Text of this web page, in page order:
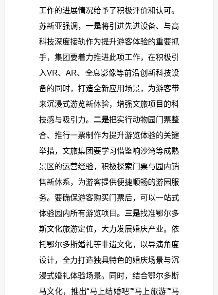
工作的进展情况给予了积极评价和认可。
苏新亚强调， 一是将引进先进设备、与高
科技深度接轨作为提升游客体验的重要抓
手，集团要着力推进此项工作，在积极引
入VR、AR、全息影像等前沿创新科技设
备的同时，打造全新应用场景，为游客带
来沉浸式游览新体验，增强文旅项目的科
技感与吸引力。 二是把实行动物园门票整
合、推行一票制作为提升游览体验的关键
举措，文旅集团要学习借鉴响沙湾等成熟
景区的运营经验，积极探索门票与园内销
售新体系，为游客提供便捷顺畅的游园服
务。要确保游客购买门票后，可以一站式
体验园内所有游览项目。 三是找准鄂尔多
斯文化旅游定位，大力发展婚庆产业。依
托鄂尔多斯婚礼等非遗文化，以导演角度
设计，全力打造独具特色的婚庆场景与沉
浸式婚礼体验场景。同时，结合鄂尔多斯
马文化，推出“马上结婚吧”“马上旅游”“马